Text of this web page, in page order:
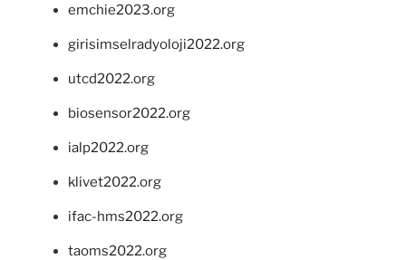
emchie2023.org
girisimselradyoloji2022.org
utcd2022.org
biosensor2022.org
ialp2022.org
klivet2022.org
ifac-hms2022.org
taoms2022.org